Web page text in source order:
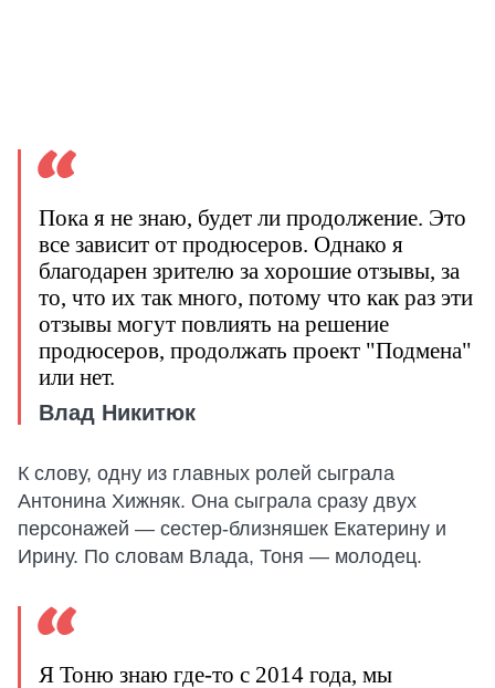
Пока я не знаю, будет ли продолжение. Это
все зависит от продюсеров. Однако я
благодарен зрителю за хорошие отзывы, за
то, что их так много, потому что как раз эти
отзывы могут повлиять на решение
продюсеров, продолжать проект "Подмена"
или нет.
Влад Никитюк
К слову, одну из главных ролей сыграла
Антонина Хижняк. Она сыграла сразу двух
персонажей — сестер-близняшек Екатерину и
Ирину. По словам Влада, Тоня — молодец.
Я Тоню знаю где-то с 2014 года, мы